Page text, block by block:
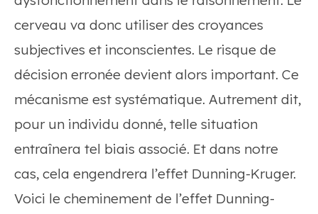
cerveau va donc utiliser des croyances
subjectives et inconscientes. Le risque de
décision erronée devient alors important. Ce
mécanisme est systématique. Autrement dit,
pour un individu donné, telle situation
entraînera tel biais associé. Et dans notre
cas, cela engendrera l’effet Dunning-Kruger.
Voici le cheminement de l’effet Dunning-